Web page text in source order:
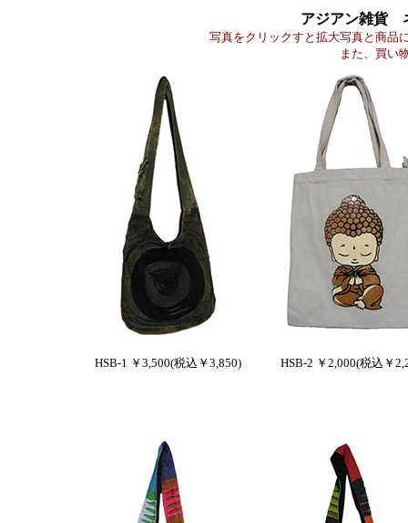
アジアン雑貨
写真をクリックすと拡大写真と商品
また、買い
HSB-1 ￥3,500(税込￥3,850) HSB-2 ￥2,000(税込￥